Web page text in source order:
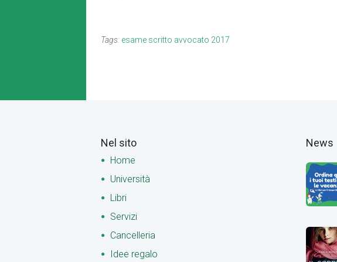
Tags: esame scritto avvocato 2017
Nel sito
Home
Università
Libri
Servizi
Cancelleria
Idee regalo
News